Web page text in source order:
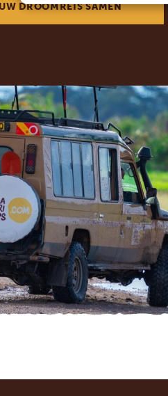
DROOMREIS SAMEN